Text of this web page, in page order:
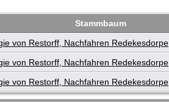
Stammbaum
von Restorff, Nachfahren Redekesdorpe
von Restorff, Nachfahren Redekesdorpe
von Restorff, Nachfahren Redekesdorpe